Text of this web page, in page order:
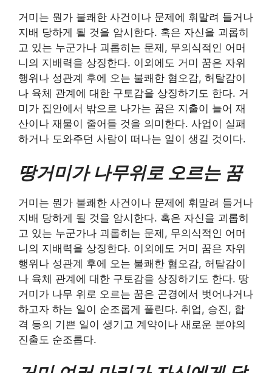
거미는 뭔가 불쾌한 사건이나 문제에 휘말려 들거나
지배 당하게 될 것을 암시한다. 혹은 자신을 괴롭히
고 있는 누군가나 괴롭히는 문제, 무의식적인 어머
니의 지배력을 상징한다. 이외에도 거미 꿈은 자위
행위나 성관계 후에 오는 불쾌한 혐오감, 허탈감이
나 육체 관계에 대한 구토감을 상징하기도 한다. 거
미가 집안에서 밖으로 나가는 꿈은 지출이 늘어 재
산이나 재물이 줄어들 것을 의미한다. 사업이 실패
하거나 도와주던 사람이 떠나는 일이 생길 것이다.
땅거미가 나무위로 오르는 꿈
거미는 뭔가 불쾌한 사건이나 문제에 휘말려 들거나
지배 당하게 될 것을 암시한다. 혹은 자신을 괴롭히
고 있는 누군가나 괴롭히는 문제, 무의식적인 어머
니의 지배력을 상징한다. 이외에도 거미 꿈은 자위
행위나 성관계 후에 오는 불쾌한 혐오감, 허탈감이
나 육체 관계에 대한 구토감을 상징하기도 한다. 땅
거미가 나무 위로 오르는 꿈은 곤경에서 벗어나거나
하고자 하는 일이 순조롭게 풀린다. 취업, 승진, 합
격 등의 기쁜 일이 생기고 계약이나 새로운 분야의
진출도 순조롭다.